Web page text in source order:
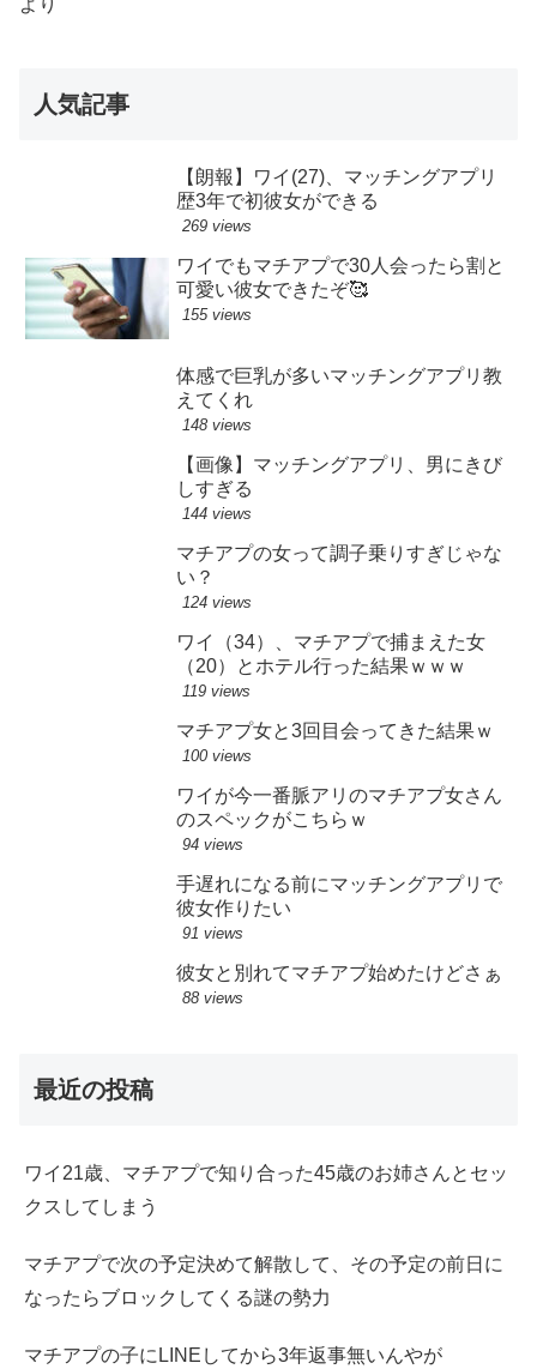
より
人気記事
【朗報】ワイ(27)、マッチングアプリ
歴3年で初彼女ができる
269 views
ワイでもマチアプで30人会ったら割と
可愛い彼女できたぞ🥰
155 views
体感で巨乳が多いマッチングアプリ教
えてくれ
148 views
【画像】マッチングアプリ、男にきび
しすぎる
144 views
マチアプの女って調子乗りすぎじゃな
い？
124 views
ワイ（34）、マチアプで捕まえた女
（20）とホテル行った結果ｗｗｗ
119 views
マチアプ女と3回目会ってきた結果ｗ
100 views
ワイが今一番脈アリのマチアプ女さん
のスペックがこちらｗ
94 views
手遅れになる前にマッチングアプリで
彼女作りたい
91 views
彼女と別れてマチアプ始めたけどさぁ
88 views
最近の投稿
ワイ21歳、マチアプで知り合った45歳のお姉さんとセッ
クスしてしまう
マチアプで次の予定決めて解散して、その予定の前日に
なったらブロックしてくる謎の勢力
マチアプの子にLINEしてから3年返事無いんやが